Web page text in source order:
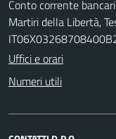
Conto corrente
Martiri della Libertà,
Uffici e orari
Numeri utili